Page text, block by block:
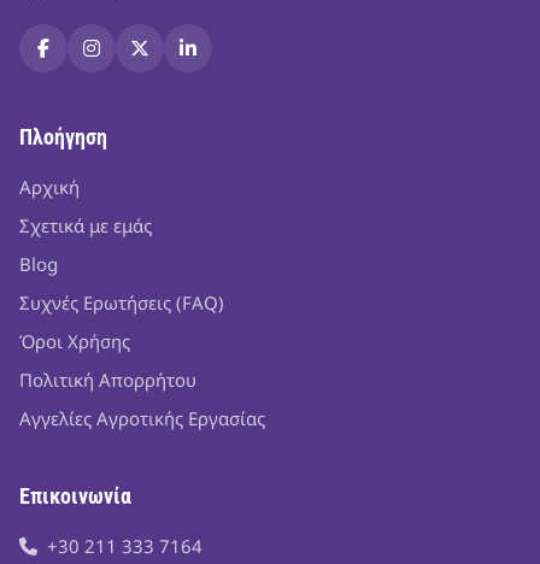
Πλοήγηση
Αρχική
Σχετικά με εμάς
Blog
Συχνές Ερωτήσεις (FAQ)
Όροι Χρήσης
Πολιτική Απορρήτου
Αγγελίες Αγροτικής Εργασίας
Επικοινωνία
+30 211 333 7164